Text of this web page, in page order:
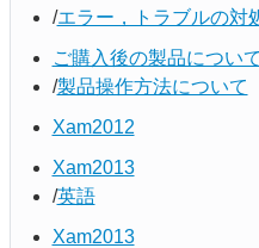
エラー，トラブルの対
ご購入後の製品につい
製品操作方法について
Xam2012
Xam2013
英語
Xam2013